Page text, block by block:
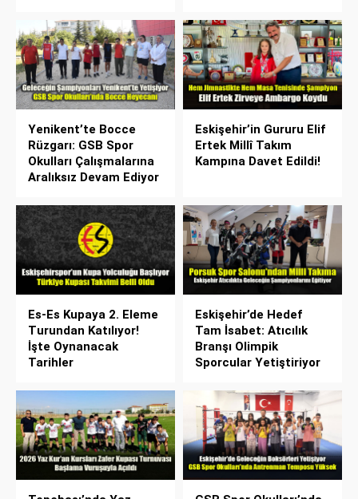
Yenikent’te Bocce
Rüzgarı: GSB Spor
Okulları Çalışmalarına
Aralıksız Devam Ediyor
Eskişehir’in Gururu Elif
Ertek Millî Takım
Kampına Davet Edildi!
Es-Es Kupaya 2. Eleme
Turundan Katılıyor!
İşte Oynanacak
Tarihler
Eskişehir’de Hedef
Tam İsabet: Atıcılık
Branşı Olimpik
Sporcular Yetiştiriyor